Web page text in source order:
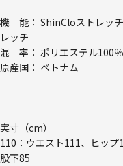
機 能： ShinCloストレッチ
レッチ
混 率： ポリエステル100％
原産国： ベトナム
実寸（cm）
110：ウエスト111、ヒップ
股下85